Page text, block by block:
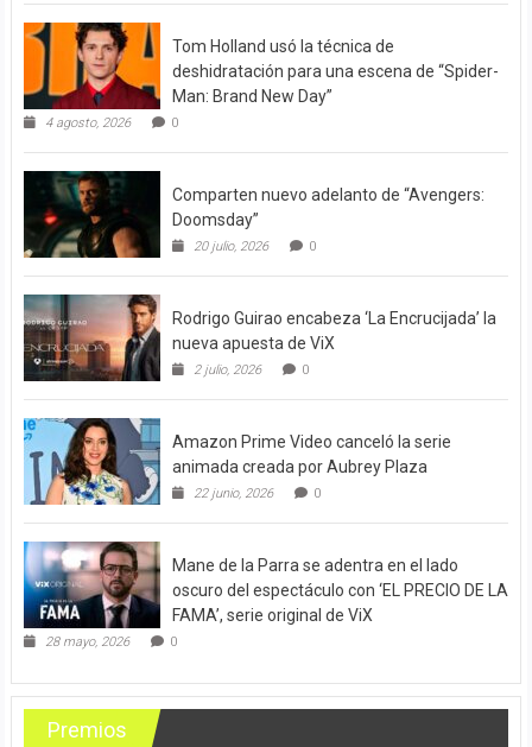
Tom Holland usó la técnica de
deshidratación para una escena de “Spider-
Man: Brand New Day”
4 agosto, 2026 0
Comparten nuevo adelanto de “Avengers:
Doomsday”
20 julio, 2026 0
Rodrigo Guirao encabeza ‘La Encrucijada’ la
nueva apuesta de ViX
2 julio, 2026 0
Amazon Prime Video canceló la serie
animada creada por Aubrey Plaza
22 junio, 2026 0
Mane de la Parra se adentra en el lado
oscuro del espectáculo con ‘EL PRECIO DE LA
FAMA’, serie original de ViX
28 mayo, 2026 0
Premios